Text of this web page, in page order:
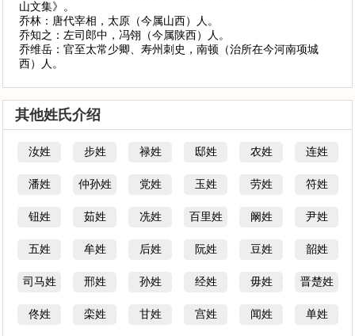
山文集》。
乔林：唐代宰相，太原（今属山西）人。
乔知之：左司郎中，冯翎（今属陕西）人。
乔维岳：官至太常少卿、寿州刺史，南顿（治所在今河南项城
西）人。
其他姓氏介绍
汝姓 步姓 禄姓 邸姓 农姓 连姓
潘姓 仲孙姓 党姓 玉姓 劳姓 符姓
钮姓 茹姓 冼姓 百里姓 阚姓 尹姓
五姓 牟姓 后姓 阮姓 豆姓 韶姓
司马姓 邢姓 孙姓 经姓 毋姓 晋楚姓
佟姓 栾姓 甘姓 宫姓 闻姓 单姓